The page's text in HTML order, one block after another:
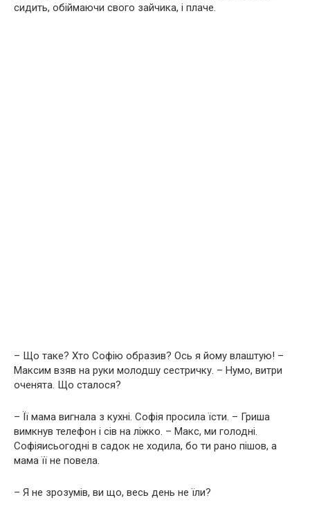
сидить, обіймаючи свого зайчика, і плаче.
– Що таке? Хто Софію образив? Ось я йому влаштую! –
Максим взяв на руки молодшу сестричку. – Нумо, витри
оченята. Що сталося?
– Її мама вигнала з кухні. Софія просила їсти. – Гриша
вимкнув телефон і сів на ліжко. – Макс, ми голодні.
Софіяисьогодні в садок не ходила, бо ти рано пішов, а
мама її не повела.
– Я не зрозумів, ви що, весь день не їли?